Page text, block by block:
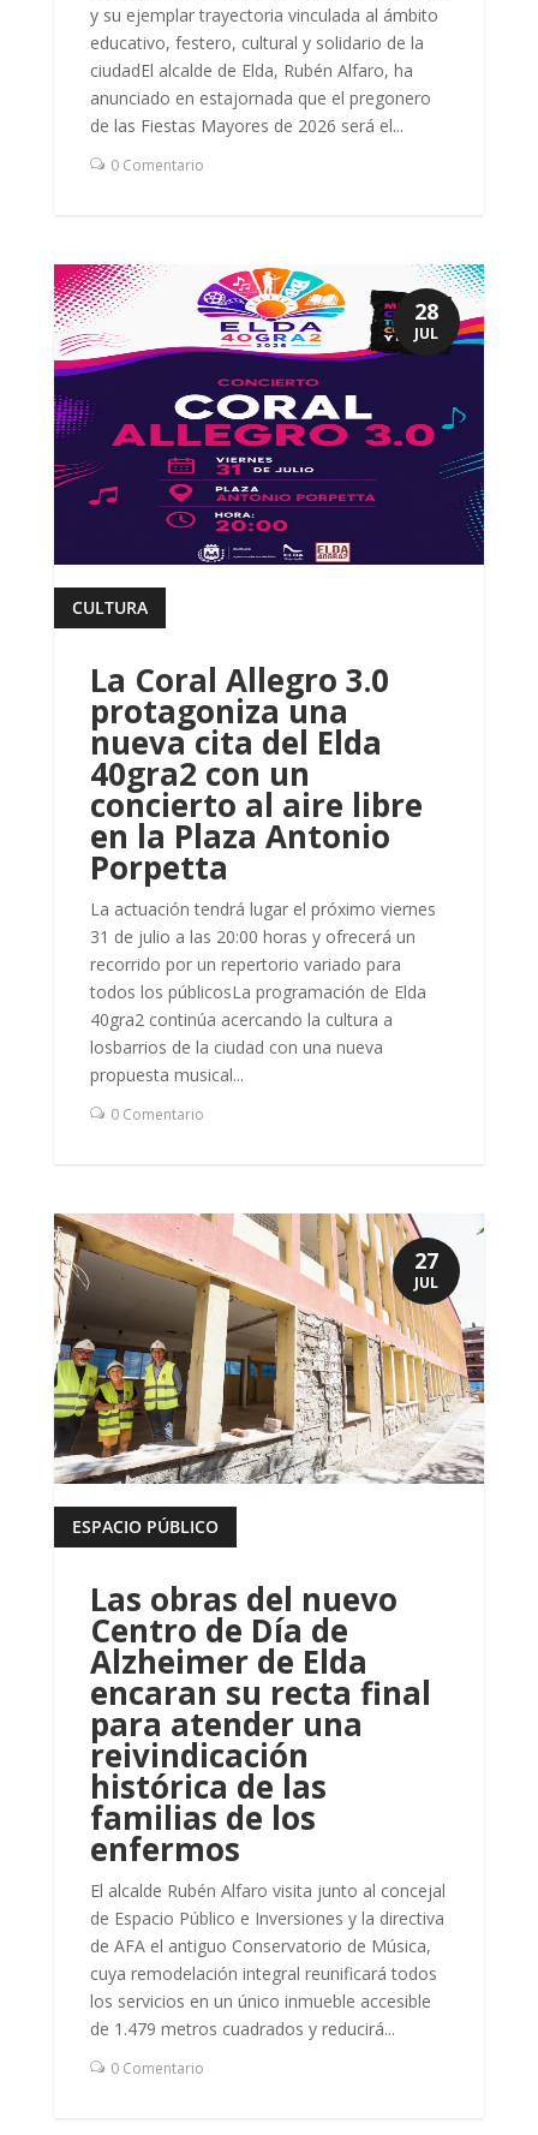
y su ejemplar trayectoria vinculada al ámbito
educativo, festero, cultural y solidario de la
ciudadEl alcalde de Elda, Rubén Alfaro, ha
anunciado en estajornada que el pregonero
de las Fiestas Mayores de 2026 será el...
0 Comentario
leer más
La Coral Allegro 3.0
protagoniza una
nueva cita del Elda
40gra2 con un
concierto al aire libre
en la Plaza Antonio
Porpetta
CULTURA
La actuación tendrá lugar el próximo viernes
31 de julio a las 20:00 horas y ofrecerá un
recorrido por un repertorio variado para
todos los públicosLa programación de Elda
40gra2 continúa acercando la cultura a
losbarrios de la ciudad con una nueva
propuesta musical...
0 Comentario
28
JUL
leer más
Las obras del nuevo
Centro de Día de
Alzheimer de Elda
encaran su recta final
para atender una
reivindicación
histórica de las
familias de los
enfermos
ESPACIO PÚBLICO
El alcalde Rubén Alfaro visita junto al concejal
de Espacio Público e Inversiones y la directiva
de AFA el antiguo Conservatorio de Música,
cuya remodelación integral reunificará todos
los servicios en un único inmueble accesible
de 1.479 metros cuadrados y reducirá...
0 Comentario
27
JUL